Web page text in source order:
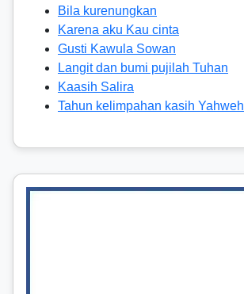
Bila kurenungkan
Karena aku Kau cinta
Gusti Kawula Sowan
Langit dan bumi pujilah Tuhan
Kaasih Salira
Tahun kelimpahan kasih Yahweh